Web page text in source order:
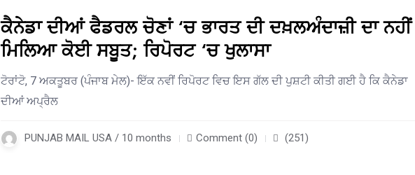
ਕੈਨੇਡਾ ਦੀਆਂ ਫੈਡਰਲ ਚੋਣਾਂ ‘ਚ ਭਾਰਤ ਦੀ ਦਖ਼ਲਅੰਦਾਜ਼ੀ ਦਾ ਨਹੀਂ
ਮਿਲਿਆ ਕੋਈ ਸਬੂਤ; ਰਿਪੋਰਟ ‘ਚ ਖੁਲਾਸਾ
ਟੋਰਾਂਟੋ, 7 ਅਕਤੂਬਰ (ਪੰਜਾਬ ਮੇਲ)- ਇੱਕ ਨਵੀਂ ਰਿਪੋਰਟ ਵਿਚ ਇਸ ਗੱਲ ਦੀ ਪੁਸ਼ਟੀ ਕੀਤੀ ਗਈ ਹੈ ਕਿ ਕੈਨੇਡਾ
ਦੀਆਂ ਅਪ੍ਰੈਲ
PUNJAB MAIL USA / 10 months Comment (0) (251)